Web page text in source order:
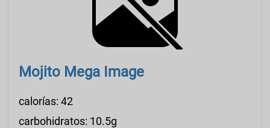
Mojito Mega Image
calorías: 42
carbohidratos: 10.5g